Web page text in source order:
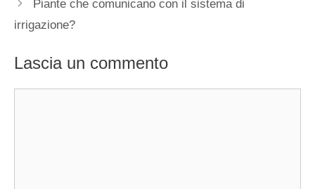
Piante che comunicano con il sistema di
irrigazione?
Lascia un commento